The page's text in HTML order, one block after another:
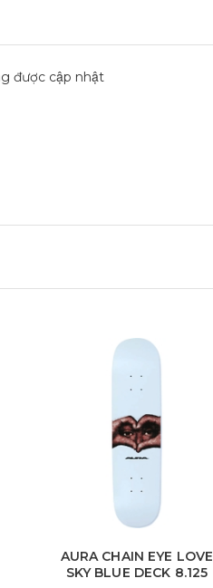
được cập nhật
AURA CHAIN EYE LOVE
SKY BLUE DECK 8.125